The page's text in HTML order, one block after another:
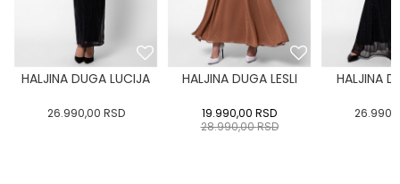
HALJINA DUGA LUCIJA
26.990,00 RSD
HALJINA DUGA LESLI
19.990,00 RSD
28.990,00RSD
HALJINA